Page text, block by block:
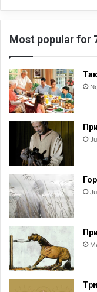
Most popular for